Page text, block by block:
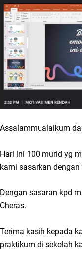
Assalammualaikum
Hari ini 100 murid yg
kami sasarkan
Dengan sasaran kpd
Cheras.
Terima kasih kepada
praktikum di sekolah